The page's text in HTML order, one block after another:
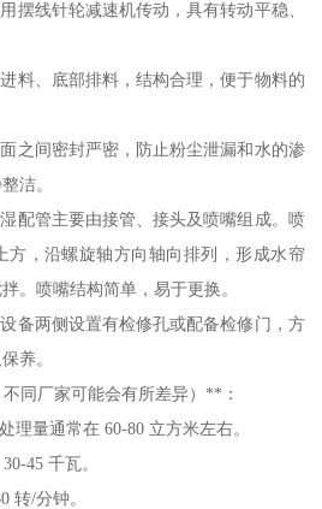
线针轮减速机传动，具有转动平稳、
、底部排料，结构合理，便于物料的
间密封严密，防止粉尘泄漏和水的渗
洁。
管主要由接管、接头及喷嘴组成。喷
方，沿螺旋轴方向轴向排列，形成水帘
。喷嘴结构简单，易于更换。
两侧设置有检修孔或配备检修门，方
养。
同厂家可能会有所差异）**：
量通常在 60-80 立方米左右。
45 千瓦。
/分钟。